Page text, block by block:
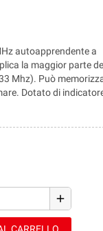
autoapprendente a
la maggior parte
Mhz). Può
Dotato di
add